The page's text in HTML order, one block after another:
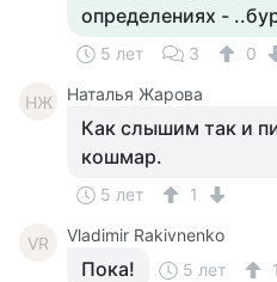
определениях -
5 лет 3 0
НЖ Наталья Жарова
Как слышим так и
кошмар.
5 лет 1
VR Vladimir Rakivnenko
Пока! 5 лет 1